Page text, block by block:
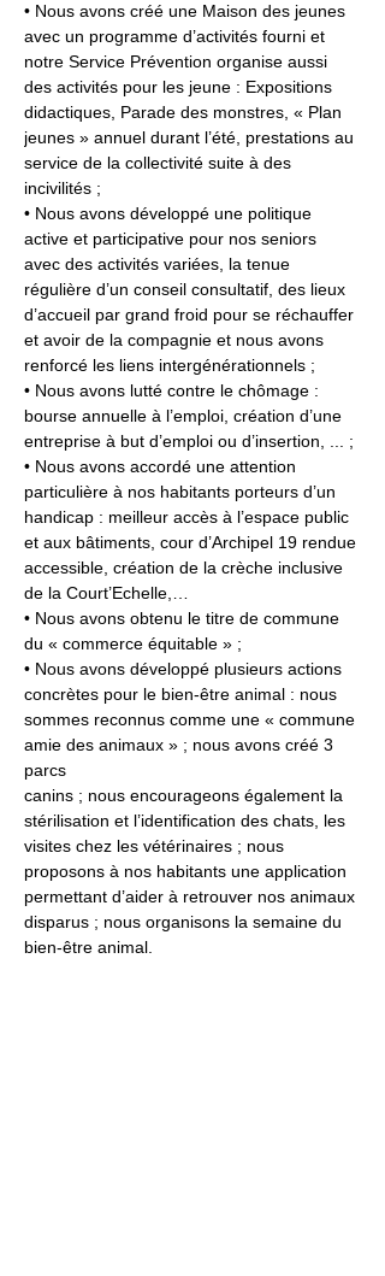
• Nous avons créé une Maison des jeunes
avec un programme d’activités fourni et
notre Service Prévention organise aussi
des activités pour les jeune : Expositions
didactiques, Parade des monstres, « Plan
jeunes » annuel durant l’été, prestations au
service de la collectivité suite à des
incivilités ;
• Nous avons développé une politique
active et participative pour nos seniors
avec des activités variées, la tenue
régulière d’un conseil consultatif, des lieux
d’accueil par grand froid pour se réchauffer
et avoir de la compagnie et nous avons
renforcé les liens intergénérationnels ;
• Nous avons lutté contre le chômage :
bourse annuelle à l’emploi, création d’une
entreprise à but d’emploi ou d’insertion, ... ;
• Nous avons accordé une attention
particulière à nos habitants porteurs d’un
handicap : meilleur accès à l’espace public
et aux bâtiments, cour d’Archipel 19 rendue
accessible, création de la crèche inclusive
de la Court’Echelle,…
• Nous avons obtenu le titre de commune
du « commerce équitable » ;
• Nous avons développé plusieurs actions
concrètes pour le bien-être animal : nous
sommes reconnus comme une « commune
amie des animaux » ; nous avons créé 3
parcs
canins ; nous encourageons également la
stérilisation et l’identification des chats, les
visites chez les vétérinaires ; nous
proposons à nos habitants une application
permettant d’aider à retrouver nos animaux
disparus ; nous organisons la semaine du
bien-être animal.